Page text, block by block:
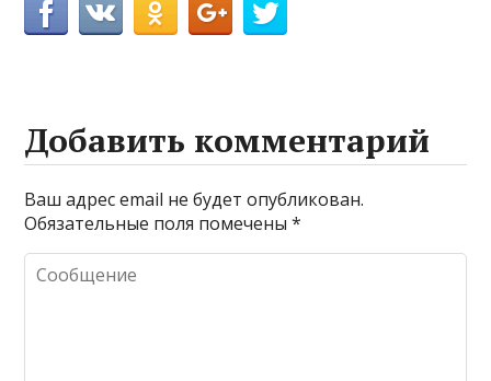
Добавить комментарий
Ваш адрес email не будет опубликован.
Обязательные поля помечены*